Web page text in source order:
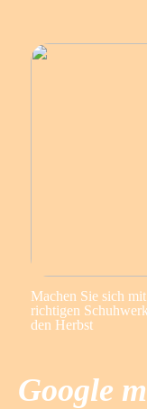
Machen Sie sich
richtigen
den Herbst
Google